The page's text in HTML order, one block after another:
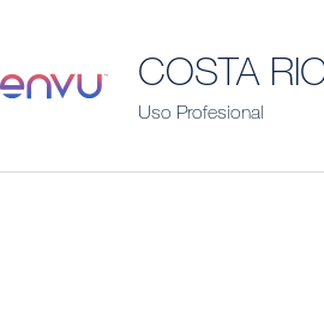
COSTA
Uso Profesional